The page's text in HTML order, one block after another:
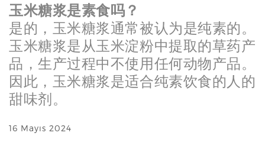
玉米糖浆是素食吗？
是的，玉米糖浆通常被认为是纯素的。
玉米糖浆是从玉米淀粉中提取的草药产
品，生产过程中不使用任何动物产品。
因此，玉米糖浆是适合纯素饮食的人的
甜味剂。
16 Mayıs 2024